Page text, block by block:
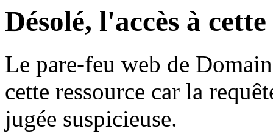
Désolé, l'accès à
Le pare-feu web de
cette ressource car la
jugée suspicieuse.